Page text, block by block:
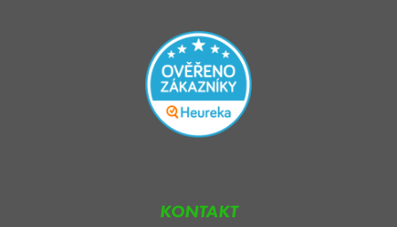
KONTAKT